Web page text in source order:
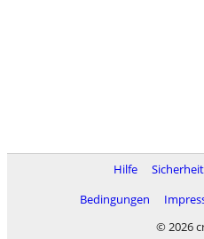
Hilfe Sicherheit
Bedingungen
© 2026